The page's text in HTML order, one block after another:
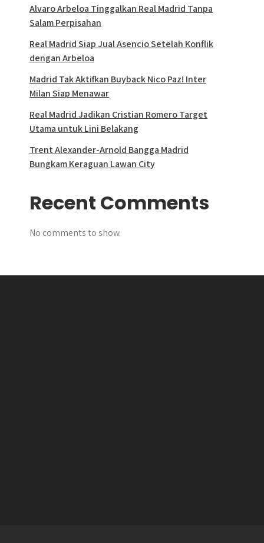
Alvaro Arbeloa Tinggalkan Real Madrid Tanpa
Salam Perpisahan
Real Madrid Siap Jual Asencio Setelah Konflik
dengan Arbeloa
Madrid Tak Aktifkan Buyback Nico Paz! Inter
Milan Siap Menawar
Real Madrid Jadikan Cristian Romero Target
Utama untuk Lini Belakang
Trent Alexander-Arnold Bangga Madrid
Bungkam Keraguan Lawan City
Recent Comments
No comments to show.